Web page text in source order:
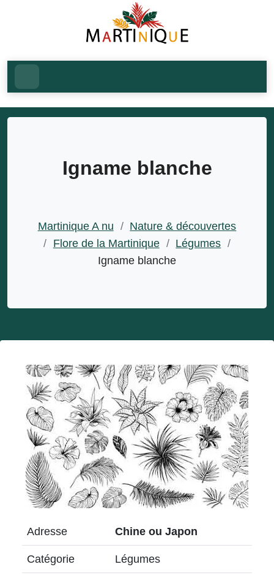
Igname blanche
Martinique A nu / Nature & découvertes
/
Flore de la Martinique / Légumes /
Igname blanche
Adresse Chine ou Japon
Catégorie Légumes